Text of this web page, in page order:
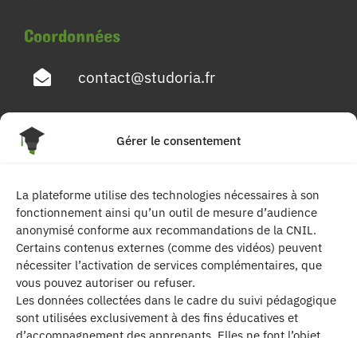
Gérer le consentement
La plateforme utilise des technologies nécessaires à son
fonctionnement ainsi qu’un outil de mesure d’audience
anonymisé conforme aux recommandations de la CNIL.
Certains contenus externes (comme des vidéos) peuvent
nécessiter l’activation de services complémentaires, que
vous pouvez autoriser ou refuser.
Les données collectées dans le cadre du suivi pédagogique
sont utilisées exclusivement à des fins éducatives et
Coordonnées
contact@studoria.fr
4 Rue Georges Pompidou
Suivez-nous